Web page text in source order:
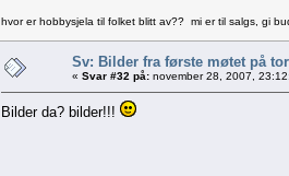
hvor er hobbysjela til folket blitt av?? mi er til salgs, gi
Sv: Bilder fra første møtet på
« Svar #32 på: november 28, 2007,
Bilder da? bilder!!!